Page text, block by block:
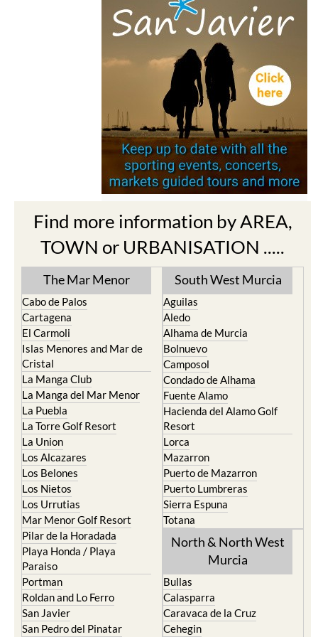
Find more information by AREA,
TOWN or URBANISATION .....
The Mar Menor
Cabo de Palos
Cartagena
El Carmoli
Islas Menores and Mar de
Cristal
La Manga Club
La Manga del Mar Menor
La Puebla
La Torre Golf Resort
La Union
Los Alcazares
Los Belones
Los Nietos
Los Urrutias
Mar Menor Golf Resort
Pilar de la Horadada
Playa Honda / Playa
Paraiso
Portman
Roldan and Lo Ferro
San Javier
San Pedro del Pinatar
South West Murcia
Aguilas
Aledo
Alhama de Murcia
Bolnuevo
Camposol
Condado de Alhama
Fuente Alamo
Hacienda del Alamo Golf
Resort
Lorca
Mazarron
Puerto de Mazarron
Puerto Lumbreras
Sierra Espuna
Totana
North & North West
Murcia
Bullas
Calasparra
Caravaca de la Cruz
Cehegin